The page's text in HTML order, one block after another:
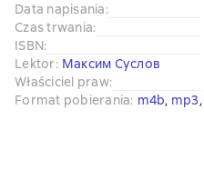
Data napisania:
Czas trwania:
ISBN:
Lektor: Максим Суслов
Właściciel praw:
Format pobierania: m4b, mp3,